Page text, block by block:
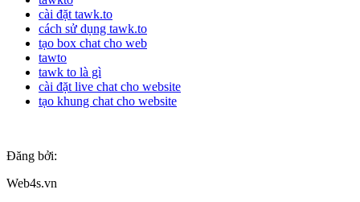
cài đặt tawk.to
cách sử dụng tawk.to
tạo box chat cho web
tawto
tawk to là gì
cài đặt live chat cho website
tạo khung chat cho website
Đăng bởi:
Web4s.vn